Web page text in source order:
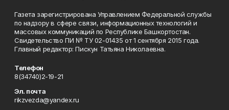
Газета зарегистрирована Управлением Федеральной службы
по надзору в сфере связи, информационных технологий и
массовых коммуникаций по Республике Башкортостан.
Свидетельство ПИ № ТУ 02-01435 от 1 сентября 2015 года.
Главный редактор: Пискун Татьяна Николаевна.
Телефон
8(34740)2-19-21
Эл. почта
rikzvezda@yandex.ru